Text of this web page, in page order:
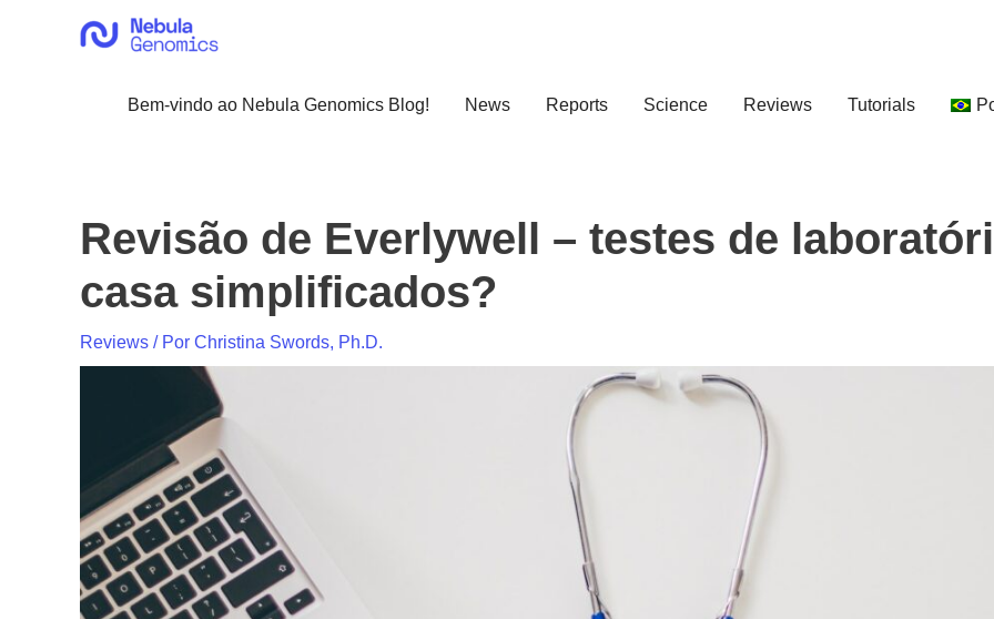
Bem-vindo ao Nebula Genomics Blog!
News Reports Science Reviews Tutorials
Revisão de Everlywell – testes de
casa simplificados?
Reviews / Por Christina Swords, Ph.D.